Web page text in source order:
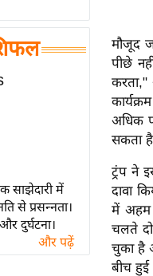
साझेदारी में
से प्रसन्नता।
दुर्घटना।
और पढ़ें
मौजूद
पीछे
करता,"
अधिक
सकता
ट्रंप ने
दावा
में अहम
चलते
चुका है
बीच